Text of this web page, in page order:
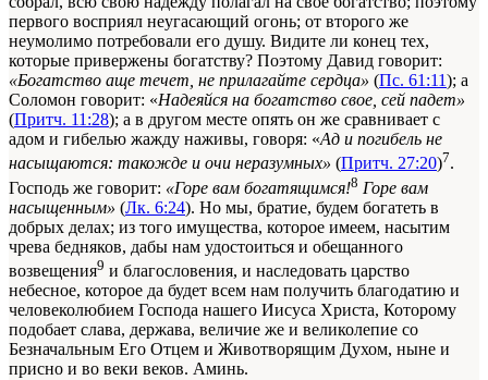
первого восприял неугасающий огонь; от второго же
неумолимо потребовали его душу. Видите ли конец тех,
которые привержены богатству? Поэтому Давид говорит:
«Богатство аще течет, не прилагайте сердца» (Пс. 61:11); а
Соломон говорит: «Надеяйся на богатство свое, сей падет»
(Притч. 11:28); а в другом месте опять он же сравнивает с
адом и гибелью жажду наживы, говоря: «Ад и погибель не
насыщаются: такожде и очи неразумных» (Притч. 27:20)7.
Господь же говорит: «Горе вам богатящимся!8 Горе вам
насыщенным» (Лк. 6:24). Но мы, братие, будем богатеть в
добрых делах; из того имущества, которое имеем, насытим
чрева бедняков, дабы нам удостоиться и обещанного
возвещения9 и благословения, и наследовать царство
небесное, которое да будет всем нам получить благодатию и
человеколюбием Господа нашего Иисуса Христа, Которому
подобает слава, держава, величие же и великолепие со
Безначальным Его Отцем и Животворящим Духом, ныне и
присно и во веки веков. Аминь.